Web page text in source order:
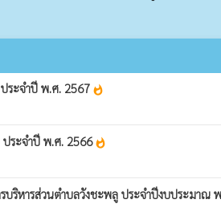
ระจำปี พ.ศ. 2567 whatshot
ประจำปี พ.ศ. 2566whatshot
บริหารส่วนตำบลวังชะพลู ประจำปีงบประมาณ